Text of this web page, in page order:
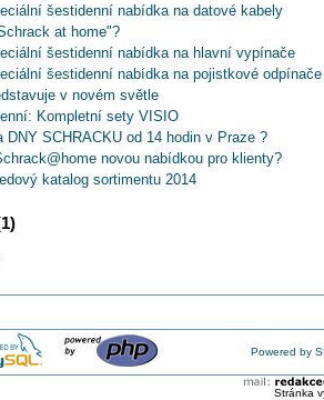
šestidenní nabídka na datové kabely
at home"?
šestidenní nabídka na hlavní vypínače
šestidenní nabídka na pojistkové odpínače
v novém světle
Kompletní sety VISIO
DNY SCHRACKU od 14 hodin v Praze ?
novou nabídkou pro klienty?
katalog sortimentu 2014
Oceloplechové skříně řady WSM
beat večer aneb cestování v čase
řada spínacích hodin a soumrakových spínačů
technika
LED svítidlo do skladových a výrobních prostor
Powered by
Stránka